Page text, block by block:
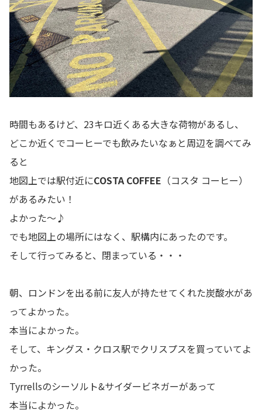
時間もあるけど、23キロ近くある大きな荷物があるし、
どこか近くでコーヒーでも飲みたいなぁと周辺を調べてみ
ると
地図上では駅付近にCOSTA COFFEE （コスタ コーヒー）
があるみたい！
よかった～♪
でも地図上の場所にはなく、駅構内にあったのです。
そして行ってみると、閉まっている・・・
朝、ロンドンを出る前に友人が持たせてくれた炭酸水があ
ってよかった。
本当によかった。
そして、キングス・クロス駅でクリスプスを買っていてよ
かった。
Tyrrellsのシーソルト&サイダービネガーがあって
本当によかった。